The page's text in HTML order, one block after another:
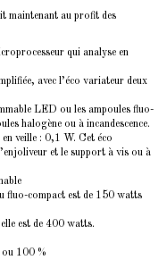
maintenant au profit des
qui analyse en
avec l’éco variateur deux
LED ou les ampoules fluo-
halogène ou à incandescence.
veille : 0,1 W. Cet éco
et le support à vis ou à
fluo-compact est de 150 watts
est de 400 watts.
ou 100 %